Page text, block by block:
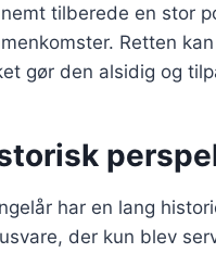
tilberede en stor
Retten
gør den alsidig og
har en lang
der kun blev